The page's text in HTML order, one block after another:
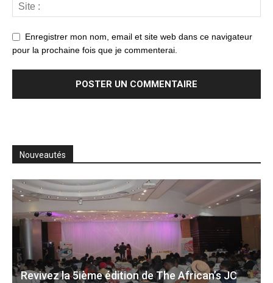
Enregistrer mon nom, email et site web dans ce navigateur
pour la prochaine fois que je commenterai.
Nouveautés
Revivez la 5ième édition de The African’s JC